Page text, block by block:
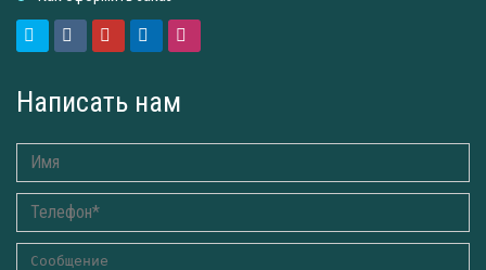
Написать нам